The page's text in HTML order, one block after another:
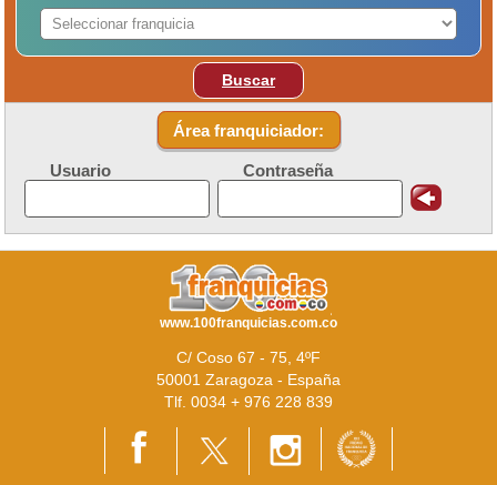
Buscar
Área franquiciador:
Usuario Contraseña
www.100franquicias.com.co
C/ Coso 67 - 75, 4ºF
50001 Zaragoza - España
Tlf. 0034 + 976 228 839